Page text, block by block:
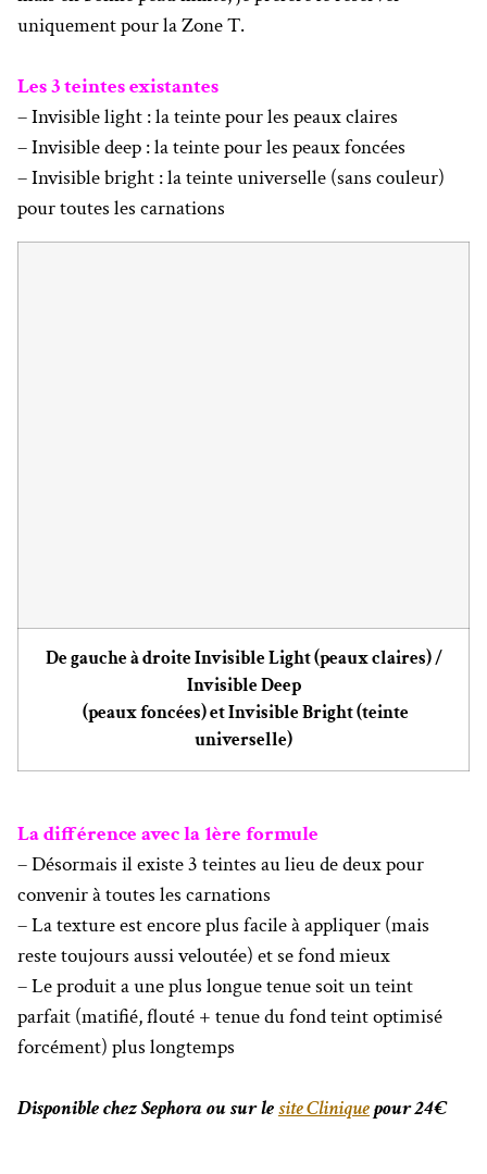
uniquement pour la Zone T.
Les 3 teintes existantes
– Invisible light : la teinte pour les peaux claires
– Invisible deep : la teinte pour les peaux foncées
– Invisible bright : la teinte universelle (sans couleur)
pour toutes les carnations
De gauche à droite Invisible Light (peaux claires) /
Invisible Deep
(peaux foncées) et Invisible Bright (teinte
universelle)
La différence avec la 1ère formule
– Désormais il existe 3 teintes au lieu de deux pour
convenir à toutes les carnations
– La texture est encore plus facile à appliquer (mais
reste toujours aussi veloutée) et se fond mieux
– Le produit a une plus longue tenue soit un teint
parfait (matifié, flouté + tenue du fond teint optimisé
forcément) plus longtemps
Disponible chez Sephora ou sur lesite Cliniquepour 24€